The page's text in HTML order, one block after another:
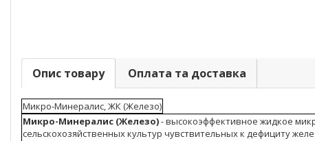
Опис товару Оплата та доставка
Микро-Минералис, ЖК (Железо)
Микро-Минералис (Железо)- высокоэффективное жидкое
сельскохозяйственных культур чувствительных к дефициту